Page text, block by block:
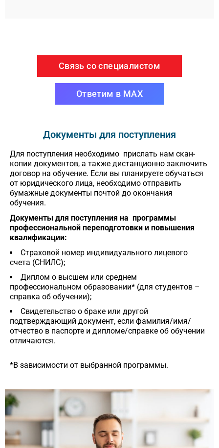
Связь со специалистом
Ответим в MAX
Документы для поступления
Для поступления необходимо прислать нам скан-
копии документов, а также дистанционно заключить
договор на обучение. Если вы планируете обучаться
от юридического лица, необходимо отправить
бумажные документы почтой до окончания
обучения.
Документы для поступления на программы
профессиональной переподготовки и повышения
квалификации:
Страховой номер индивидуального лицевого
счета (СНИЛС);
Диплом о высшем или среднем
профессиональном образовании* (для студентов –
справка об обучении);
Свидетельство о браке или другой
подтверждающий документ, если фамилия/имя/
отчество в паспорте и дипломе/справке об обучении
отличаются.
*В зависимости от выбранной программы.